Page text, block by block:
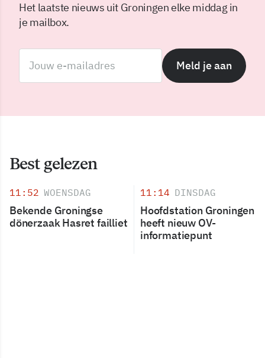
Het laatste nieuws uit Groningen elke middag in
je mailbox.
Meld je aan
Best gelezen
11:52 WOENSDAG
Bekende Groningse
dönerzaak Hasret failliet
11:14 DINSDAG
Hoofdstation Groningen
heeft nieuw OV-
informatiepunt